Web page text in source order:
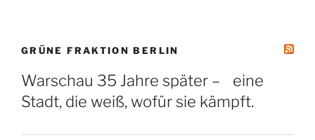
GRÜNE FRAKTION BERLIN
Warschau 35 Jahre später – eine
Stadt, die weiß, wofür sie kämpft.